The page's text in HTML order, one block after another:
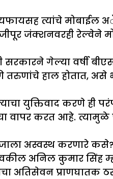
त्यांचे मोबाईल
जंक्शनवरही
सरकारने गेल्या
तरुणांचे हाल
युक्तिवाद करणे ही
करत आहे. त्यामुळे
अस्वस्थ करणारे
अनिल कुमार सिंह
अतिसेवन